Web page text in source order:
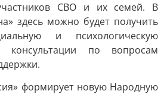
СВО и их семей. В
здесь можно будет получить
и психологическую
по вопросам
формирует новую Народную